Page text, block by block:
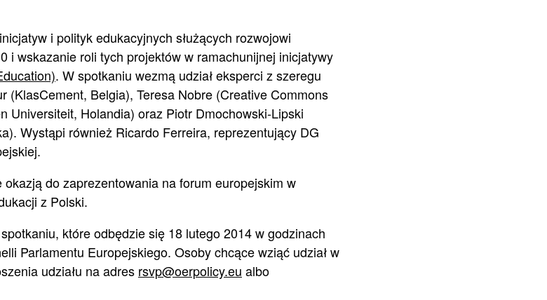
i polityk edukacyjnych służących rozwojowi
i wskazanie roli tych projektów w ramachunijnej inicjatywy
. W spotkaniu wezmą udział eksperci z szeregu
(KlasCement, Belgia), Teresa Nobre (Creative Commons
Universiteit, Holandia) oraz Piotr Dmochowski-Lipski
Wystąpi również Ricardo Ferreira, reprezentujący DG
do zaprezentowania na forum europejskim w
z Polski.
które odbędzie się 18 lutego 2014 w godzinach
Parlamentu Europejskiego. Osoby chcące wziąć udział w
udziału na adres rsvp@oerpolicy.eu albo